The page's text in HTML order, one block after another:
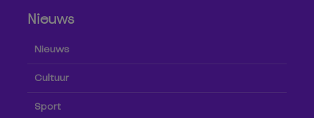
Nieuws
Nieuws
Cultuur
Sport